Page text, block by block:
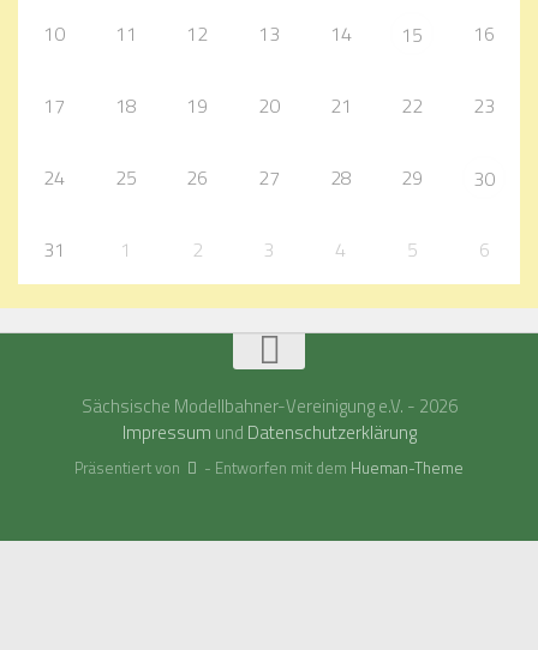
10 11 12 13 14 15 16
17 18 19 20 21 22 23
24 25 26 27 28 29 30
31 1 2 3 4 5 6
Sächsische Modellbahner-Vereinigung e.V. - 2026
Impressum und Datenschutzerklärung
Präsentiert von - Entworfen mit dem Hueman-Theme